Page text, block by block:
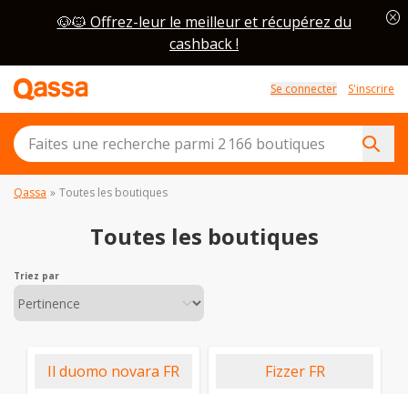
🐶🐱 Offrez-leur le meilleur et récupérez du
cashback !
cancel
Se connecter S'inscrire
Qassa » Toutes les boutiques
Toutes les boutiques
Triez par
Il duomo novara FR Fizzer FR